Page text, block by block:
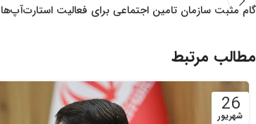
گام مثبت سازمان تامین اجتماعی برای فعالیت استارت‌آپ‌ها
مطالب مرتبط
26
شهریور